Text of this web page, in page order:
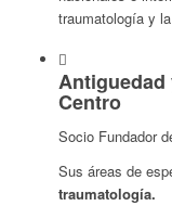
traumatología y
Antiguedad
Centro
Socio Fundador
Sus áreas de
traumatología.